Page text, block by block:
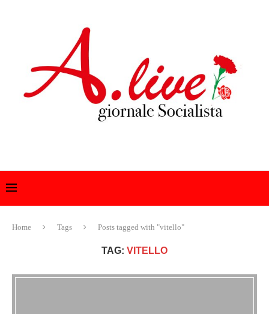
Home Tags Posts tagged with "vitello"
TAG: VITELLO